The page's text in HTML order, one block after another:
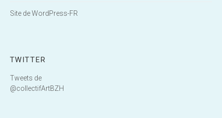
Site de WordPress-FR
TWITTER
Tweets de
@collectifArtBZH